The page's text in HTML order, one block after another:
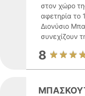
στον χώρο
αφετηρία το
Διονύσιο
συνεχίζουν
8